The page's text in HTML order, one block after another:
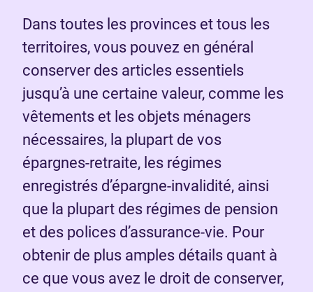
Dans toutes les provinces et tous les
territoires, vous pouvez en général
conserver des articles essentiels
jusqu’à une certaine valeur, comme les
vêtements et les objets ménagers
nécessaires, la plupart de vos
épargnes-retraite, les régimes
enregistrés d’épargne-invalidité, ainsi
que la plupart des régimes de pension
et des polices d’assurance-vie. Pour
obtenir de plus amples détails quant à
ce que vous avez le droit de conserver,